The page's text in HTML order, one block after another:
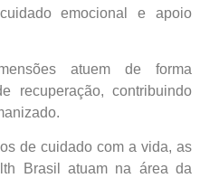
emocional e apoio
atuem de forma
recuperação, contribuindo
de cuidado com a vida, as
Brasil atuam na área da